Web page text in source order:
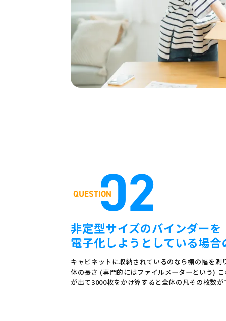
02
非定型サイズのバインダーを
電子化しようとしている場
キャビネットに収納されているのなら棚の幅を測
体の長さ (専門的にはファイルメーターという)
が出て3000枚をかけ算すると全体の凡その枚数が